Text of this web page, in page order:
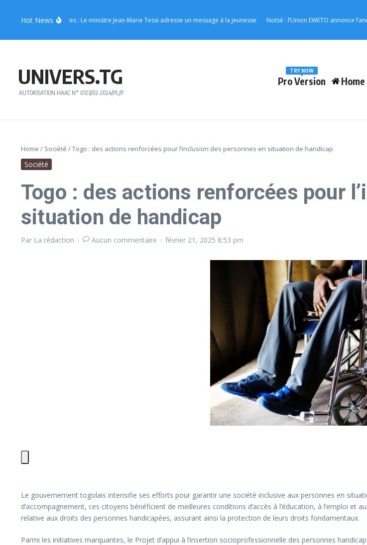
Hot News
énergisantes : Le ministre Jean-Marie Tessi adresse un message à la jeunesse Notsè : l’Union EWETO annonce
UNIVERS.TG
AUTORISATION HAAC N° 0123/02-2024/PL/P
Pro Version
TRY NOW
Home
Home / Société /Togo : des actions renforcées pour l’inclusion des personnes en situation de handicap
Société
Togo : des actions renforcées pour
situation de handicap
Par La rédaction Aucun commentaire février 21, 2025 8:53 pm
Le gouvernement togolais intensifie ses efforts pour garantir une société inclusive aux personnes en
d’accompagnement, ces citoyens bénéficient de meilleures conditions d’accès à l’éducation, à l’emploi et
relative aux droits des personnes handicapées, assurant ainsi la protection de leurs droits fondamentaux.
Parmi les initiatives marquantes, le Projet d’appui à l’insertion socioprofessionnelle des personnes